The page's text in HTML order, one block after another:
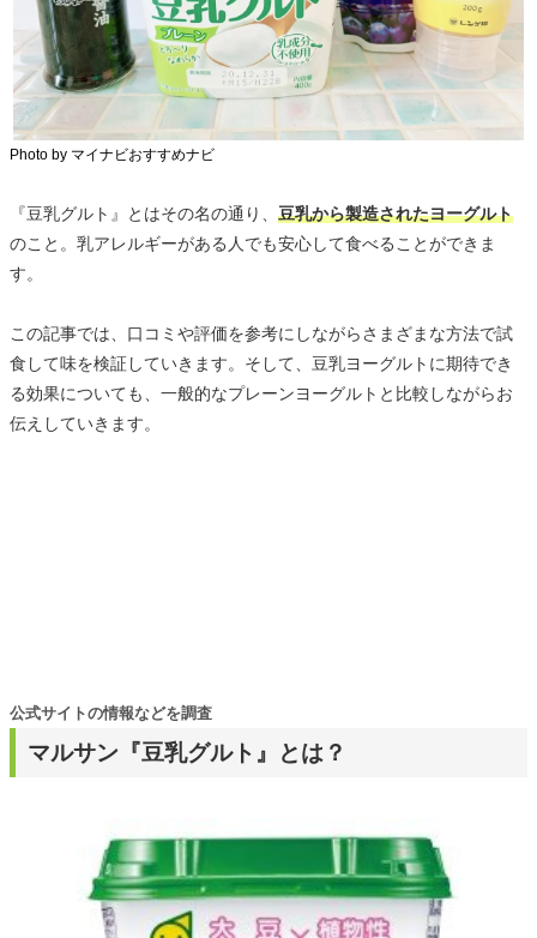
Photo by マイナビおすすめナビ
『豆乳グルト』とはその名の通り、 豆乳から製造されたヨーグルト
のこと。乳アレルギーがある人でも安心して食べることができま
す。
この記事では、口コミや評価を参考にしながらさまざまな方法で試
食して味を検証していきます。そして、豆乳ヨーグルトに期待でき
る効果についても、一般的なプレーンヨーグルトと比較しながらお
伝えしていきます。
マルサン『豆乳グルト』とは？
公式サイトの情報などを調査